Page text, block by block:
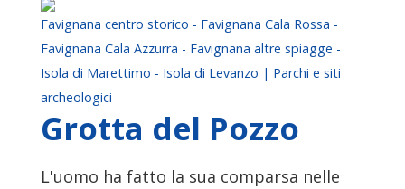
Favignana centro storico - Favignana Cala Rossa -
Favignana Cala Azzurra - Favignana altre spiagge -
Isola di Marettimo - Isola di Levanzo | Parchi e siti
archeologici
Grotta del Pozzo
L'uomo ha fatto la sua comparsa nelle